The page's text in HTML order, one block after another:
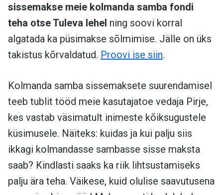
sissemakse meie kolmanda samba fondi
teha otse Tuleva lehel ning soovi korral
algatada ka püsimakse sõlmimise. Jälle on üks
takistus kõrvaldatud. Proovi ise siin.
Kolmanda samba sissemaksete suurendamisel
teeb tublit tööd meie kasutajatoe vedaja Pirje,
kes vastab väsimatult inimeste kõiksugustele
küsimusele. Näiteks: kuidas ja kui palju siis
ikkagi kolmandasse sambasse sisse maksta
saab? Kindlasti saaks ka riik lihtsustamiseks
palju ära teha. Väikese, kuid olulise saavutusena